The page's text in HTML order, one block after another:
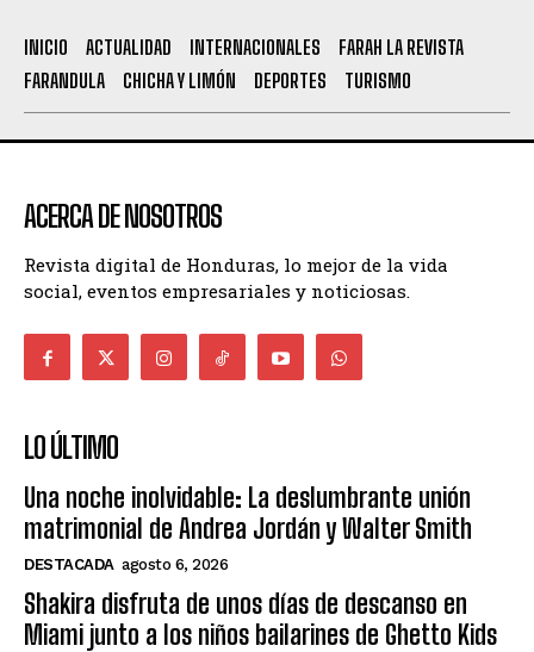
INICIO ACTUALIDAD INTERNACIONALES
FARAH LA REVISTA
FARANDULA
CHICHA Y LIMÓN DEPORTES TURISMO
ACERCA DE NOSOTROS
Revista digital de Honduras, lo mejor de la vida
social, eventos empresariales y noticiosas.
LO ÚLTIMO
Una noche inolvidable: La deslumbrante unión
matrimonial de Andrea Jordán y Walter Smith
DESTACADA agosto 6, 2026
Shakira disfruta de unos días de descanso en
Miami junto a los niños bailarines de Ghetto Kids